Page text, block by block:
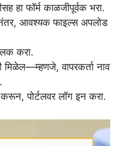
हा फॉर्म काळजीपूर्वक भरा.
आवश्यक फाइल्स अपलोड
करा.
मिळेल—म्हणजे, वापरकर्ता नाव
पोर्टलवर लॉग इन करा.